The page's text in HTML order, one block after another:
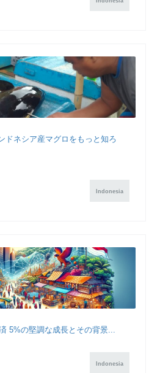
ドネシア産マグロをもっと知ろ
Indonesia
5%の堅調な成長とその背景...
Indonesia